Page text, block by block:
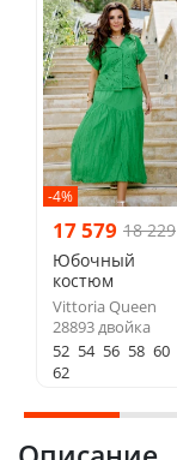
-4%
17 579 18 229
Юбочный
костюм
Vittoria Queen
28893 двойка
52 54 56 58 60
62